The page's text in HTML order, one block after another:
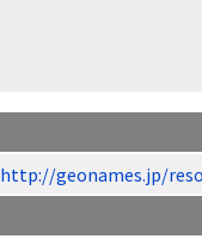
http://geonames.jp/